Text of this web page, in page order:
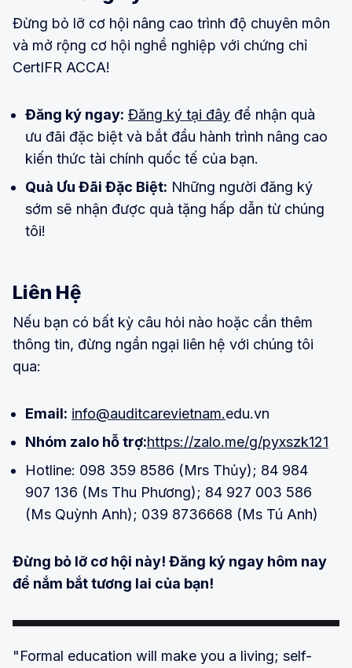
Đừng bỏ lỡ cơ hội nâng cao trình độ chuyên môn
và mở rộng cơ hội nghề nghiệp với chứng chỉ
CertIFR ACCA!
Đăng ký ngay: Đăng ký tại đây để nhận quà
ưu đãi đặc biệt và bắt đầu hành trình nâng cao
kiến thức tài chính quốc tế của bạn.
Quà Ưu Đãi Đặc Biệt: Những người đăng ký
sớm sẽ nhận được quà tặng hấp dẫn từ chúng
tôi!
Liên Hệ
Nếu bạn có bất kỳ câu hỏi nào hoặc cần thêm
thông tin, đừng ngần ngại liên hệ với chúng tôi
qua:
Email: info@auditcarevietnam.edu.vn
Nhóm zalo hỗ trợ:https://zalo.me/g/pyxszk121
Hotline: 098 359 8586 (Mrs Thủy); 84 984
907 136 (Ms Thu Phương); 84 927 003 586
(Ms Quỳnh Anh); 039 8736668 (Ms Tú Anh)
Đừng bỏ lỡ cơ hội này! Đăng ký ngay hôm nay
để nắm bắt tương lai của bạn!
"Formal education will make you a living; self-